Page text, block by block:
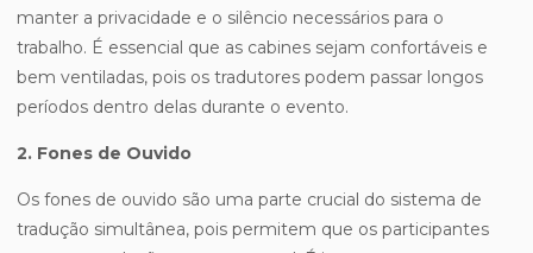
manter a privacidade e o silêncio necessários para o
trabalho. É essencial que as cabines sejam confortáveis e
bem ventiladas, pois os tradutores podem passar longos
períodos dentro delas durante o evento.
2. Fones de Ouvido
Os fones de ouvido são uma parte crucial do sistema de
tradução simultânea, pois permitem que os participantes